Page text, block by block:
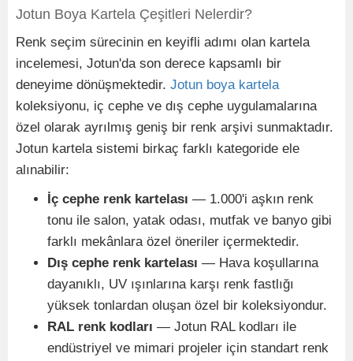
Jotun Boya Kartela Çeşitleri Nelerdir?
Renk seçim sürecinin en keyifli adımı olan kartela
incelemesi, Jotun'da son derece kapsamlı bir
deneyime dönüşmektedir. Jotun boya kartela
koleksiyonu, iç cephe ve dış cephe uygulamalarına
özel olarak ayrılmış geniş bir renk arşivi sunmaktadır.
Jotun kartela sistemi birkaç farklı kategoride ele
alınabilir:
İç cephe renk kartelası — 1.000'i aşkın renk
tonu ile salon, yatak odası, mutfak ve banyo gibi
farklı mekânlara özel öneriler içermektedir.
Dış cephe renk kartelası — Hava koşullarına
dayanıklı, UV ışınlarına karşı renk fastlığı
yüksek tonlardan oluşan özel bir koleksiyondur.
RAL renk kodları — Jotun RAL kodları ile
endüstriyel ve mimari projeler için standart renk